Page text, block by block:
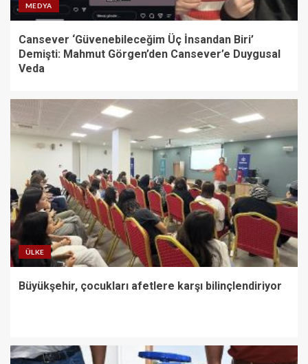
MEDYA
Cansever ‘Güvenebileceğim Üç İnsandan Biri’
Demişti: Mahmut Görgen’den Cansever’e Duygusal
Veda
ÜLKE
Büyükşehir, çocukları afetlere karşı bilinçlendiriyor